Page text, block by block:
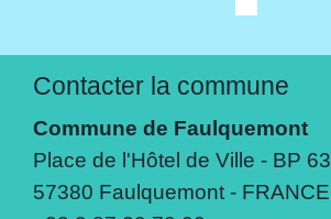
Contacter la commune
Commune de Faulquemont
Place de l'Hôtel de Ville - BP 63
57380 Faulquemont - FRANCE